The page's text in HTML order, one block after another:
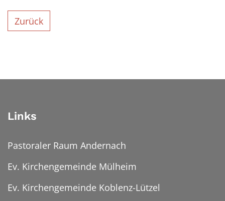
Zurück
Links
Pastoraler Raum Andernach
Ev. Kirchengemeinde Mülheim
Ev. Kirchengemeinde Koblenz-Lützel